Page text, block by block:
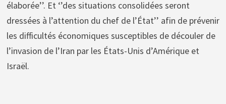
élaborée’’. Et ‘’des situations consolidées seront
dressées à l’attention du chef de l’État’’ afin de prévenir
les difficultés économiques susceptibles de découler de
l’invasion de l’Iran par les États-Unis d’Amérique et
Israël.